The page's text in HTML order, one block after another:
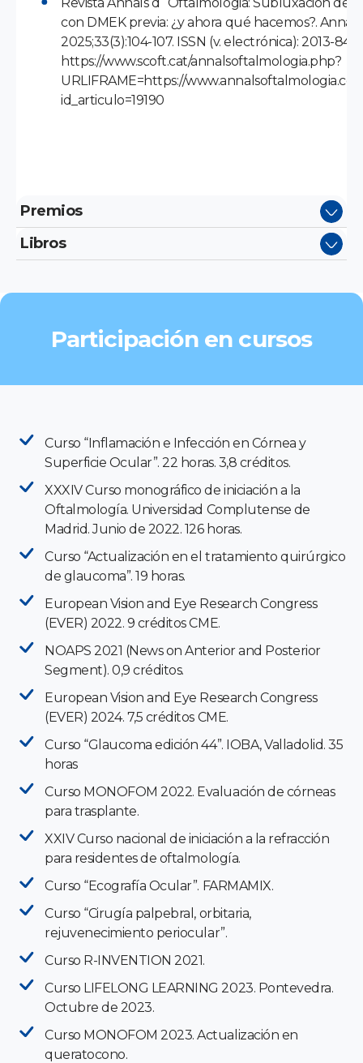
con DMEK previa: ¿y ahora qué hacemos?.
2025;33(3):104-107. ISSN (v. electrónica): 2013-
https://www.scoft.cat/annalsoftalmologia.php?
URLIFRAME=https://
id_articulo=19190
Premios
Libros
Participación en cursos
Curso “Inflamación e Infección en Córnea y
Superficie Ocular”. 22 horas. 3,8 créditos.
XXXIV Curso monográfico de iniciación a la
Oftalmología. Universidad Complutense de
Madrid. Junio de 2022. 126 horas.
Curso “Actualización en el tratamiento quirúrgico
de glaucoma”. 19 horas.
European Vision and Eye Research Congress
(EVER) 2022. 9 créditos CME.
NOAPS 2021 (News on Anterior and Posterior
Segment). 0,9 créditos.
European Vision and Eye Research Congress
(EVER) 2024. 7,5 créditos CME.
Curso “Glaucoma edición 44”. IOBA, Valladolid. 35
horas
Curso MONOFOM 2022. Evaluación de córneas
para trasplante.
XXIV Curso nacional de iniciación a la refracción
para residentes de oftalmología.
Curso “Ecografía Ocular”. FARMAMIX.
Curso “Cirugía palpebral, orbitaria,
rejuvenecimiento periocular”.
Curso R-INVENTION 2021.
Curso LIFELONG LEARNING 2023. Pontevedra.
Octubre de 2023.
Curso MONOFOM 2023. Actualización en
queratocono.